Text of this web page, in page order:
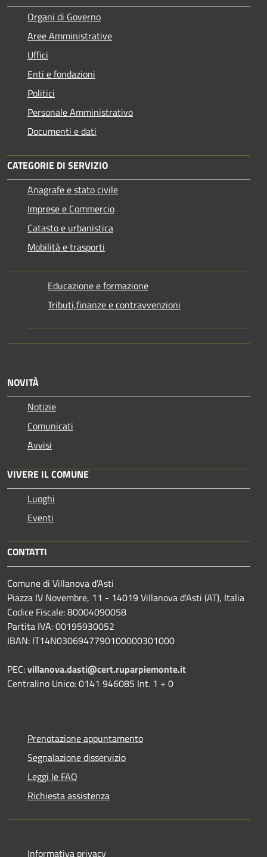
Organi di Governo
Aree Amministrative
Uffici
Enti e fondazioni
Politici
Personale Amministrativo
Documenti e dati
CATEGORIE DI SERVIZIO
Anagrafe e stato civile
Imprese e Commercio
Catasto e urbanistica
Mobilità e trasporti
Educazione e formazione
Tributi,finanze e contravvenzioni
NOVITÀ
Notizie
Comunicati
Avvisi
VIVERE IL COMUNE
Luoghi
Eventi
CONTATTI
Comune di Villanova d'Asti
Piazza IV Novembre, 11 - 14019 Villanova d'Asti (AT), Italia
Codice Fiscale: 80004090058
Partita IVA: 00195930052
IBAN: IT14N0306947790100000301000
PEC:villanova.dasti@cert.ruparpiemonte.it
Centralino Unico: 0141 946085 Int. 1 + 0
Prenotazione appuntamento
Segnalazione disservizio
Leggi le FAQ
Richiesta assistenza
Informativa privacy